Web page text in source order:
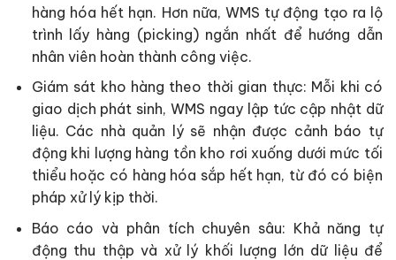
hàng hóa hết hạn. Hơn nữa, WMS tự động tạo ra lộ
trình lấy hàng (picking) ngắn nhất để hướng dẫn
nhân viên hoàn thành công việc.
Giám sát kho hàng theo thời gian thực: Mỗi khi có
giao dịch phát sinh, WMS ngay lập tức cập nhật dữ
liệu. Các nhà quản lý sẽ nhận được cảnh báo tự
động khi lượng hàng tồn kho rơi xuống dưới mức tối
thiểu hoặc có hàng hóa sắp hết hạn, từ đó có biện
pháp xử lý kịp thời.
Báo cáo và phân tích chuyên sâu: Khả năng tự
động thu thập và xử lý khối lượng lớn dữ liệu để